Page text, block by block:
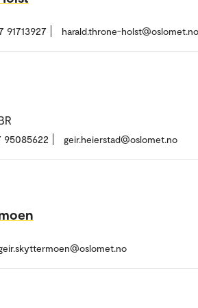
91713927 harald.throne-holst@oslomet.no
95085622 geir.heierstad@oslomet.no